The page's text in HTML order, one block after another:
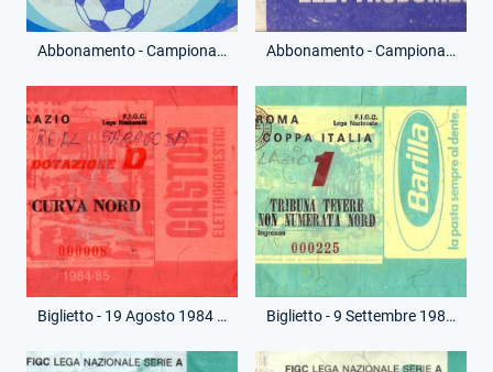
Abbonamento - Campionato Serie A - Curva Nord - (Fronte) Abbonamento - Campionato Serie A - Curva Nord - (Retro)
Biglietto - 19 Agosto 1984 - Amichevole - Lazio-Real Saragozza Biglietto - 9 Settembre 1984 - Coppa Italia - Roma-Lazio